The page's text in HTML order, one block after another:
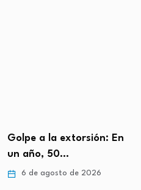
Golpe a la extorsión: En
un año, 50…
6 de agosto de 2026